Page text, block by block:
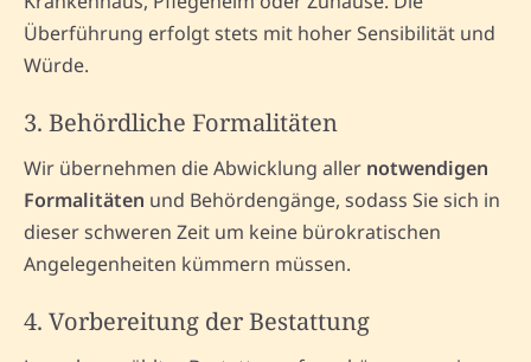
Überführung erfolgt stets mit hoher Sensibilität und
Würde.
3. Behördliche Formalitäten
Wir übernehmen die Abwicklung aller notwendigen
Formalitäten und Behördengänge, sodass Sie sich in
dieser schweren Zeit um keine bürokratischen
Angelegenheiten kümmern müssen.
4. Vorbereitung der Bestattung